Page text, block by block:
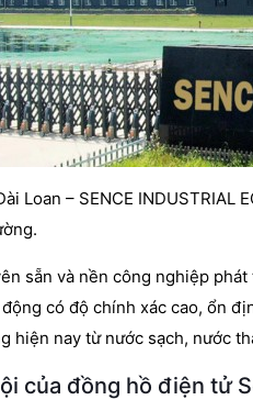
Loan – SENCE INDUSTRIAL
sẵn và nền công nghiệp
có độ chính xác cao, ổn
hiện nay từ nước sạch, nước
của đồng hồ điện tử